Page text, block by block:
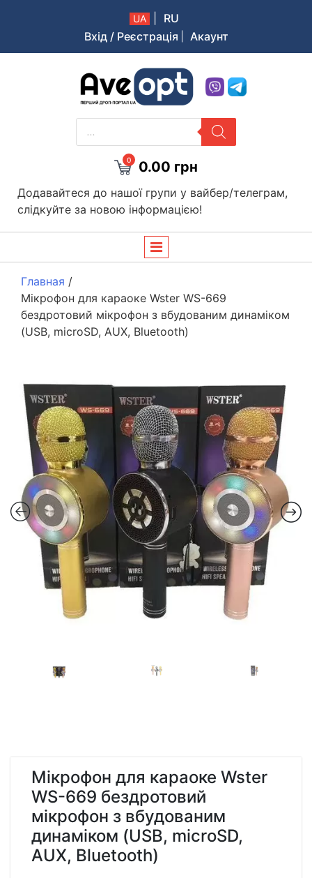
UA
RU
Вхід / Реєстрація
Акаунт
Aveopt – оптова дропшипінг платформа в Україні
PRODUCTS
SEARCH
0 0.00 грн
Додавайтеся до нашої групи у вайбер/телеграм,
слідкуйте за новою інформацією!
Главная /
Мікрофон для караоке Wster WS-669
бездротовий мікрофон з вбудованим динаміком
(USB, microSD, AUX, Bluetooth)
Мікрофон для караоке Wster
WS-669 бездротовий
мікрофон з вбудованим
динаміком (USB, microSD,
AUX, Bluetooth)